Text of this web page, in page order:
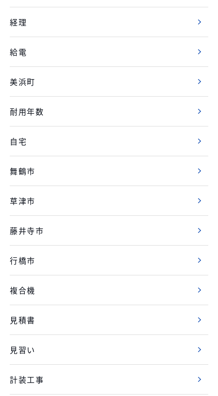
経理
給電
美浜町
耐用年数
自宅
舞鶴市
草津市
藤井寺市
行橋市
複合機
見積書
見習い
計装工事